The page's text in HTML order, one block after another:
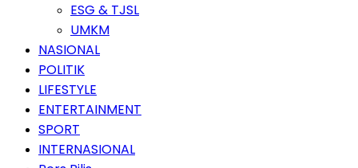
ESG & TJSL
UMKM
NASIONAL
POLITIK
LIFESTYLE
ENTERTAINMENT
SPORT
INTERNASIONAL